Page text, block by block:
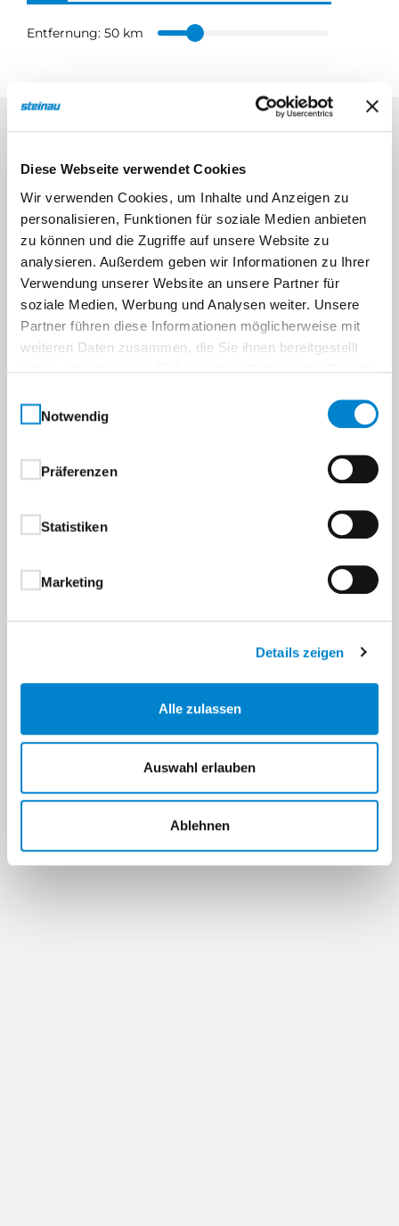
Diese Webseite verwendet Cookies
Wir verwenden Cookies, um Inhalte und Anzeigen zu
personalisieren, Funktionen für soziale Medien anbieten
zu können und die Zugriffe auf unsere Website zu
analysieren. Außerdem geben wir Informationen zu Ihrer
Verwendung unserer Website an unsere Partner für
soziale Medien, Werbung und Analysen weiter. Unsere
Partner führen diese Informationen möglicherweise mit
weiteren Daten zusammen, die Sie ihnen bereitgestellt
Notwendig
Präferenzen
Statistiken
Marketing
Details zeigen
Alle zulassen
Auswahl erlauben
Ablehnen
Entfernung:50 km